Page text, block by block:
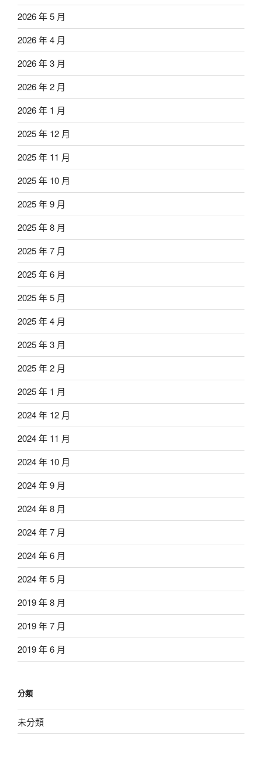
2026 年 5 月
2026 年 4 月
2026 年 3 月
2026 年 2 月
2026 年 1 月
2025 年 12 月
2025 年 11 月
2025 年 10 月
2025 年 9 月
2025 年 8 月
2025 年 7 月
2025 年 6 月
2025 年 5 月
2025 年 4 月
2025 年 3 月
2025 年 2 月
2025 年 1 月
2024 年 12 月
2024 年 11 月
2024 年 10 月
2024 年 9 月
2024 年 8 月
2024 年 7 月
2024 年 6 月
2024 年 5 月
2019 年 8 月
2019 年 7 月
2019 年 6 月
分類
未分類